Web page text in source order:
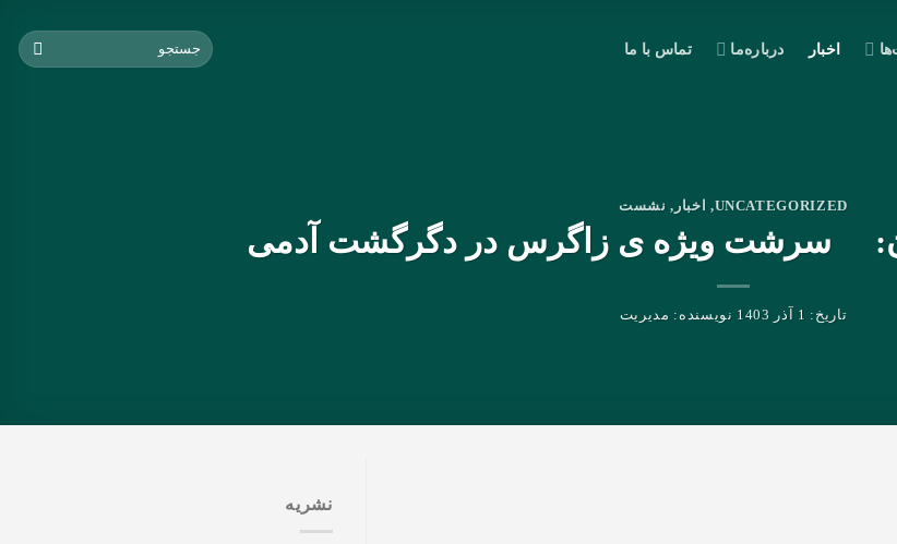
اخبار درباره‌ما تماس با ما
UNCATEGORIZED
, اخبار , نشست
سرشت ویژه ی زاگرس در دگرگشت آدمی
تاریخ: 1 آذر 1403 نویسنده: مدیریت
نشریه